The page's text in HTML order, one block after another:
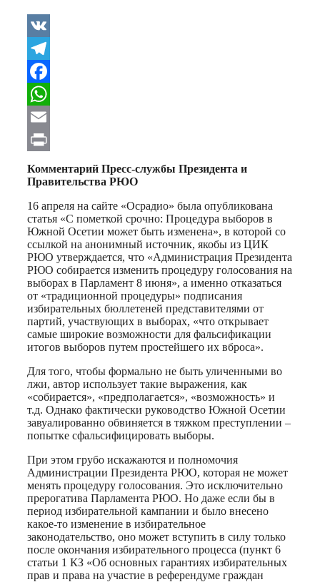
VK
Telegram
Facebook
WhatsApp
Email
Print
Комментарий Пресс-службы Президента и
Правительства РЮО
16 апреля на сайте «Осрадио» была опубликована
статья «С пометкой срочно: Процедура выборов в
Южной Осетии может быть изменена», в которой со
ссылкой на анонимный источник, якобы из ЦИК
РЮО утверждается, что «Администрация Президента
РЮО собирается изменить процедуру голосования на
выборах в Парламент 8 июня», а именно отказаться
от «традиционной процедуры» подписания
избирательных бюллетеней представителями от
партий, участвующих в выборах, «что открывает
самые широкие возможности для фальсификации
итогов выборов путем простейшего их вброса».
Для того, чтобы формально не быть уличенными во
лжи, автор использует такие выражения, как
«собирается», «предполагается», «возможность» и
т.д. Однако фактически руководство Южной Осетии
завуалированно обвиняется в тяжком преступлении –
попытке сфальсифицировать выборы.
При этом грубо искажаются и полномочия
Администрации Президента РЮО, которая не может
менять процедуру голосования. Это исключительно
прерогатива Парламента РЮО. Но даже если бы в
период избирательной кампании и было внесено
какое-то изменение в избирательное
законодательство, оно может вступить в силу только
после окончания избирательного процесса (пункт 6
статьи 1 КЗ «Об основных гарантиях избирательных
прав и права на участие в референдуме граждан